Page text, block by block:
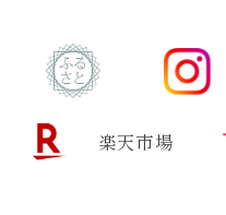
楽天市場